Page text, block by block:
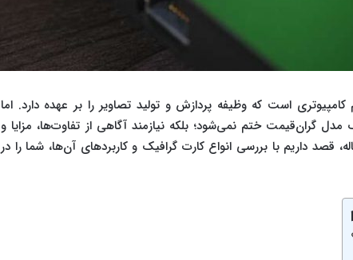
است که وظیفه پردازش و تولید تصاویر را بر عهده دارد. اما
گران‌قیمت ختم نمی‌شود؛ بلکه نیازمند آگاهی از تفاوت‌ها، مزایا و
قصد داریم با بررسی انواع کارت گرافیک و کاربردهای آن‌ها، شما را در